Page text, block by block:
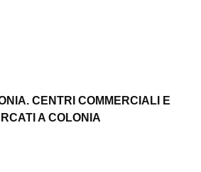
CENTRI COMMERCIALI E
A COLONIA